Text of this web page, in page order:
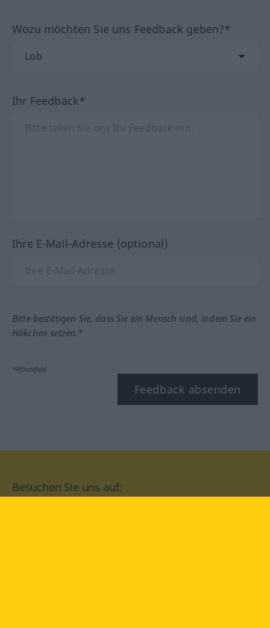
Wozu möchten Sie uns Feedback geben?*
Ihr Feedback*
Ihre E-Mail-Adresse (optional)
Bitte bestätigen Sie, dass Sie ein Mensch sind, indem Sie ein
Häkchen setzen.*
*Pflichtfeld
Feedback absenden
Besuchen Sie uns auf: